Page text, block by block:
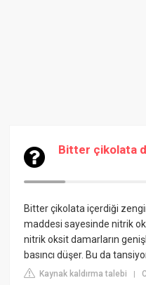
Bitter çikolata
Bitter çikolata içerdiği
maddesi sayesinde nitrik
nitrik oksit damarların
basıncı düşer. Bu da
Kaynak kaldırma talebi |